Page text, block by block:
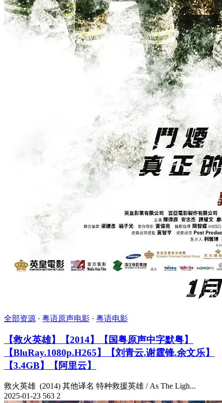
全部资源 · 粤语原声电影 · 粤语电影
【救火英雄】【2014】【国粤原声中字默粤】
【BluRay.1080p.H265】【刘青云.谢霆锋.余文乐】
【3.4GB】【阿里云】
救火英雄 (2014) 其他译名 特种救援英雄 / As The Ligh...
2025-01-23 563 2